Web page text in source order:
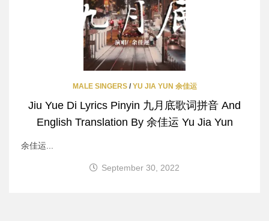
MALE SINGERS/ YU JIA YUN 余佳运
Jiu Yue Di Lyrics Pinyin 九月底歌词拼音 And
English Translation By 余佳运 Yu Jia Yun
余佳运...
September 30, 2022